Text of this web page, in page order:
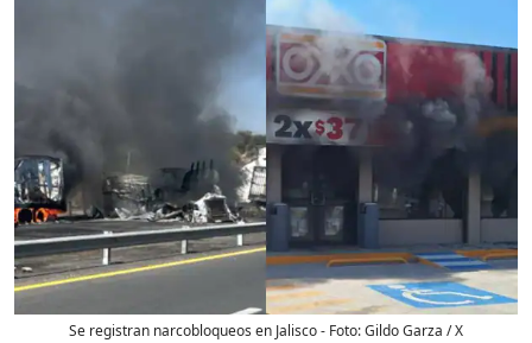
Se registran narcobloqueos en Jalisco- Foto:Gildo Garza / X